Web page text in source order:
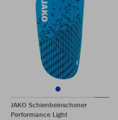
JAKO Schienbeinschoner
Performance Light